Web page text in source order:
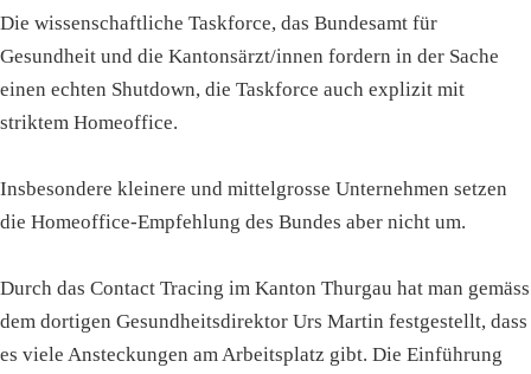
Die wissenschaftliche Taskforce, das Bundesamt für
Gesundheit und die Kantonsärzt/innen fordern in der Sache
einen echten Shutdown, die Taskforce auch explizit mit
striktem Homeoffice.
Insbesondere kleinere und mittelgrosse Unternehmen setzen
die Homeoffice-Empfehlung des Bundes aber nicht um.
Durch das Contact Tracing im Kanton Thurgau hat man gemäss
dem dortigen Gesundheitsdirektor Urs Martin festgestellt, dass
es viele Ansteckungen am Arbeitsplatz gibt. Die Einführung